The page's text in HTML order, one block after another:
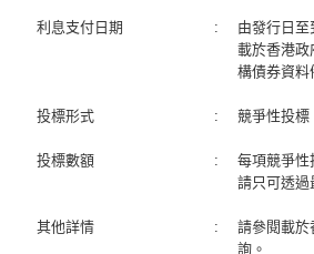
利息支付日期 :
由發行日
載於香港政
構債券資料
投標形式 : 競爭性投標
投標數額 :
每項競爭性
請只可透過
其他詳情 :
請參閱載於
詢。